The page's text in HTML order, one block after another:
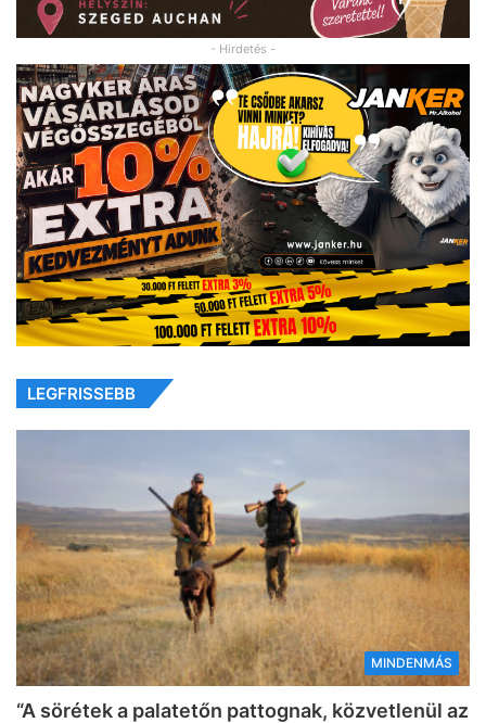
- Hirdetés -
LEGFRISSEBB
MINDENMÁS
“A sörétek a palatetőn pattognak, közvetlenül az